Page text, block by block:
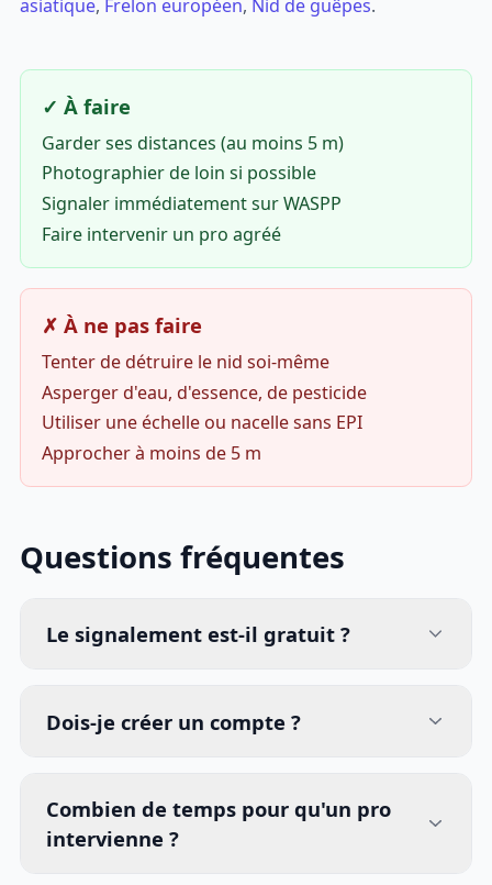
asiatique, Frelon européen, Nid de guêpes.
✓ À faire
Garder ses distances (au moins 5 m)
Photographier de loin si possible
Signaler immédiatement sur WASPP
Faire intervenir un pro agréé
✗ À ne pas faire
Tenter de détruire le nid soi-même
Asperger d'eau, d'essence, de pesticide
Utiliser une échelle ou nacelle sans EPI
Approcher à moins de 5 m
Questions fréquentes
Le signalement est-il gratuit ?
Dois-je créer un compte ?
Combien de temps pour qu'un pro
intervienne ?